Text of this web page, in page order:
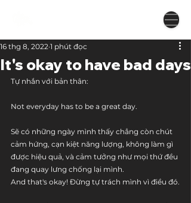
It's okay to have bad days
16 thg 8, 2022 1 phút đọc
Tự nhắn với bản thân:
Not everyday has to be a great day.
Sẽ có những ngày mình thấy chẳng còn chút
cảm hứng, cạn kiệt năng lượng, không làm gì
được hiệu quả, và cảm tưởng như mọi thứ đều
đang quay lưng chống lại mình.
And that's okay! Đừng tự trách mình vì điều đó.